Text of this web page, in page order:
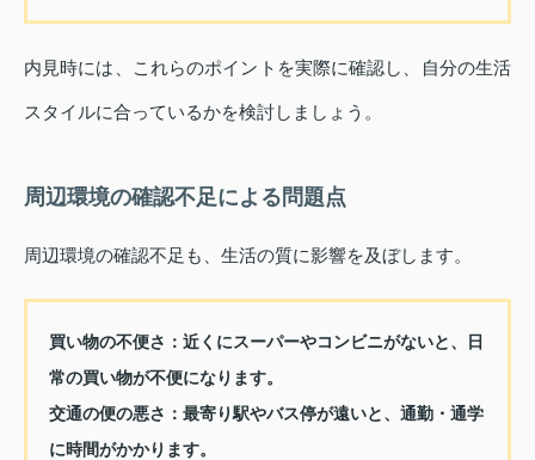
内見時には、これらのポイントを実際に確認し、自分の生活
スタイルに合っているかを検討しましょう。
周辺環境の確認不足による問題点
周辺環境の確認不足も、生活の質に影響を及ぼします。
買い物の不便さ ：近くにスーパーやコンビニがないと、日
常の買い物が不便になります。
交通の便の悪さ ：最寄り駅やバス停が遠いと、通勤・通学
に時間がかかります。